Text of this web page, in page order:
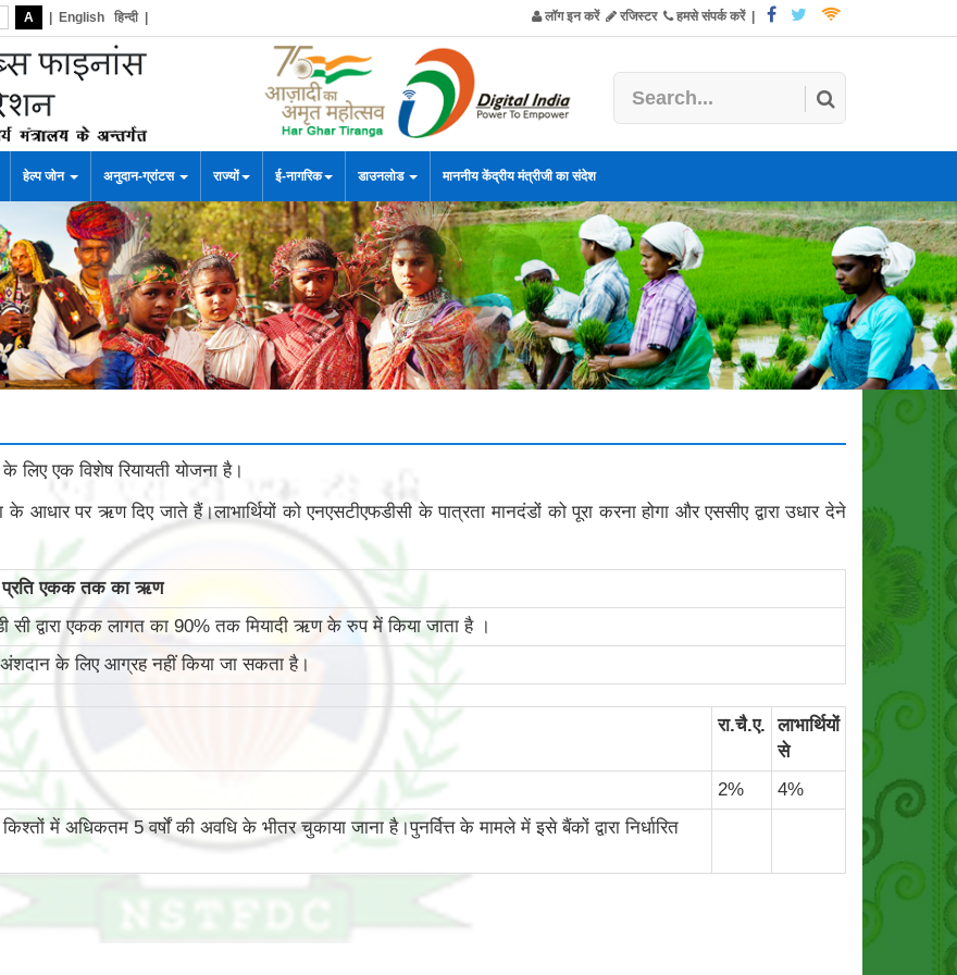
A English हिन्दी| लॉग इन करें रजिस्टर हमसे संपर्क करें|
हेल्प जोन अनुदान-ग्रांटस राज्यों ई-नागरिक डाउनलोड माननीय केंद्रीय मंत्रीजी का संदेश
एक विशेष रियायती योजना है।
पर ऋण दिए जाते हैं।लाभार्थियों को एनएसटीएफडीसी के पात्रता मानदंडों को पूरा करना होगा और एससीए द्वारा उधार देने
प्रति एकक तक का ऋण
सी द्वारा एकक लागत का 90% तक मियादी ऋण के रुप में किया जाता है ।
के लिए आग्रह नहीं किया जा सकता है।
रा.चै.ए.
लाभार्थियों
से
2%
4%
में अधिकतम 5 वर्षों की अवधि के भीतर चुकाया जाना है।पुनर्वित्त के मामले में इसे बैंकों द्वारा निर्धारित